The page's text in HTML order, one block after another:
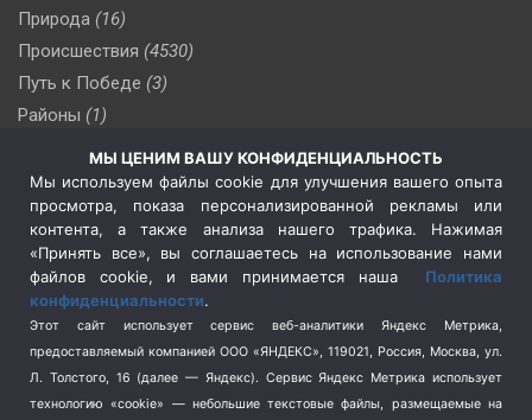
Природа (16)
Происшествия (4530)
Путь к Победе (3)
Районы (1)
(510)
Сельское хозяйство (3)
Социальная политика
(3)
Спецоперация в Украине
Спецоперация на Украине
(404)
Спорт (740)
Терроризм (1)
Транспорт (262)
МЫ ЦЕНИМ ВАШУ КОНФИДЕНЦИАЛЬНОСТЬ
Мы используем файлы cookie для улучшения вашего опыта
просмотра, показа персонализированной рекламы или
контента, а также анализа нашего трафика. Нажимая
«Принять все», вы соглашаетесь на использование нами
файлов cookie, и вами принимается наша Политика
конфиденциальности.
Этот сайт использует сервис веб-аналитики Яндекс Метрика,
предоставляемый компанией ООО «ЯНДЕКС», 119021, Россия, Москва, ул.
Л. Толстого, 16 (далее — Яндекс). Сервис Яндекс Метрика использует
технологию «cookie» — небольшие текстовые файлы, размещаемые на